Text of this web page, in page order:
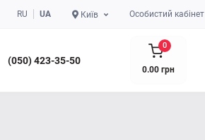
RU UA Київ Особистий кабінет
(050) 423-35-50
0
0.00 грн